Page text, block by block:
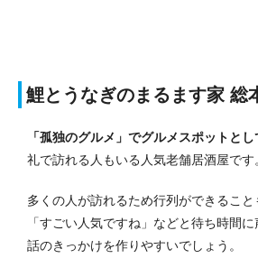
鯉とうなぎのまるます家 総
「孤独のグルメ」でグルメスポットと
礼で訪れる人もいる人気老舗居酒屋です
多くの人が訪れるため行列ができること
「すごい人気ですね」などと待ち時間
話のきっかけを作りやすいでしょう。